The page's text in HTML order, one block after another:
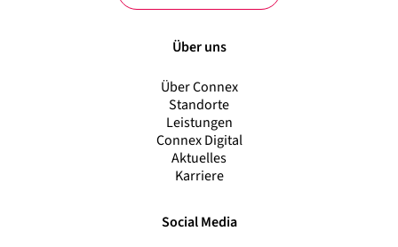
Über uns
Über Connex
Standorte
Leistungen
Connex Digital
Aktuelles
Karriere
Social Media